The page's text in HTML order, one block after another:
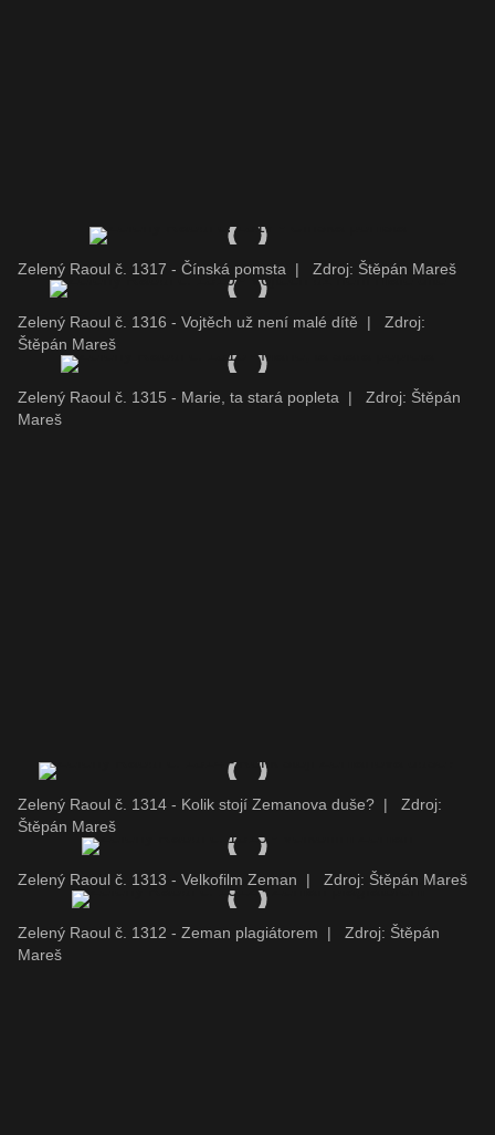
Zelený Raoul č. 1317 - Čínská pomsta | Zdroj: Štěpán Mareš
Zelený Raoul č. 1316 - Vojtěch už není malé dítě |
Zdroj:
Štěpán Mareš
Zelený Raoul č. 1315 - Marie, ta stará popleta |
Zdroj: Štěpán
Mareš
Zelený Raoul č. 1314 - Kolik stojí Zemanova duše? |
Zdroj:
Štěpán Mareš
Zelený Raoul č. 1313 - Velkofilm Zeman | Zdroj: Štěpán Mareš
Zelený Raoul č. 1312 - Zeman plagiátorem |
Zdroj: Štěpán
Mareš